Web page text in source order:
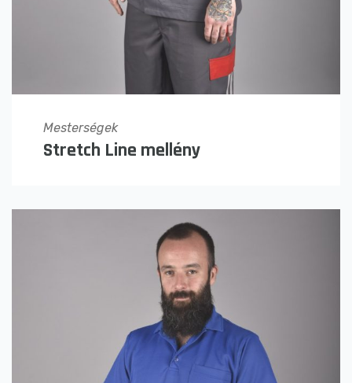
Mesterségek
Stretch Line mellény